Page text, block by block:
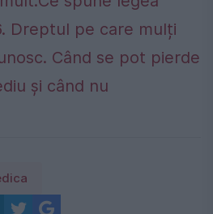
Dreptul pe care mulți
Când se pot pierde
și când nu